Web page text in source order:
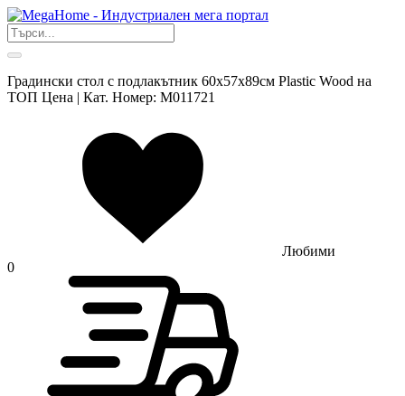
Градински стол с подлакътник 60x57x89см Plastic Wood на
ТОП Цена | Кат. Номер: M011721
Любими
0